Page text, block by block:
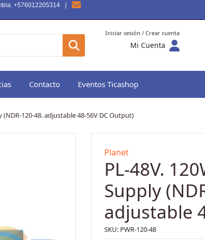
: +576012205314
|
Iniciar sesión / Crear cuenta
Mi Cuenta
Contacto Eventos Ticashop
(NDR-120-48. adjustable 48-56V DC Output)
Planet
PL-48V.
Supply
adjustable
SKU: PWR-120-48